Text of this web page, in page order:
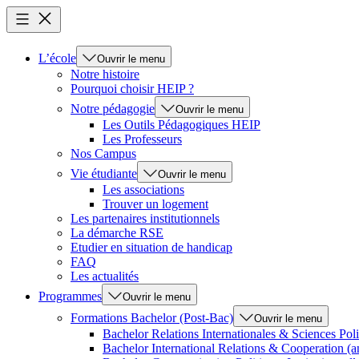
L’école Ouvrir le menu
Notre histoire
Pourquoi choisir HEIP ?
Notre pédagogie
Ouvrir le menu
Les Outils Pédagogiques HEIP
Les Professeurs
Nos Campus
Vie étudiante
Ouvrir le menu
Les associations
Trouver un logement
Les partenaires institutionnels
La démarche RSE
Etudier en situation de handicap
FAQ
Les actualités
Programmes
Ouvrir le menu
Formations Bachelor (Post-Bac) Ouvrir le menu
Bachelor Relations Internationales & Sciences
Bachelor International Relations & Cooperation